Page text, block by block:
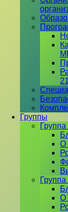
Группы
О
О